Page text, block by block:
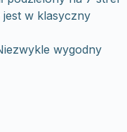
w klasyczny
wygodny